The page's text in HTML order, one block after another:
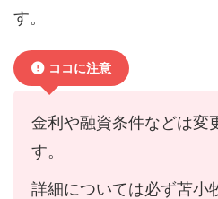
す。
ココに注意
金利や融資条件などは変
す。
詳細については必ず苫小